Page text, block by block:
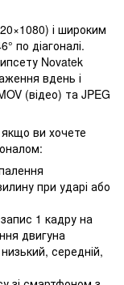
і широким
по діагоналі.
Novatek
вдень і
(відео) та JPEG
ви хочете
при ударі або
1 кадру на
двигуна
середній,